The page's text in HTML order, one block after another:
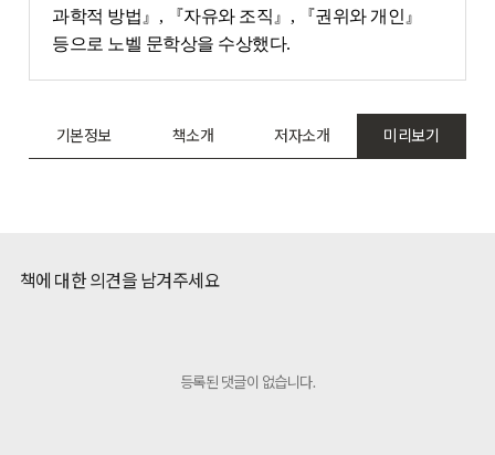
과학적 방법』, 『자유와 조직』, 『권위와 개인』
등으로 노벨 문학상을 수상했다.
기본정보 책소개 저자소개 미리보기
책에 대한 의견을 남겨주세요
등록된 댓글이 없습니다.